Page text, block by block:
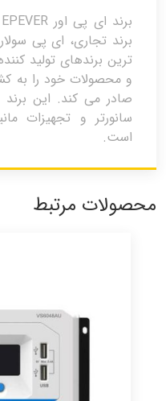
برند تجاری، ای پی
ترین برندهای تولید
و محصولات خود را به
صادر می کند. این برند
سانورتر و تجهیزات
است.
محصولات مرتبط